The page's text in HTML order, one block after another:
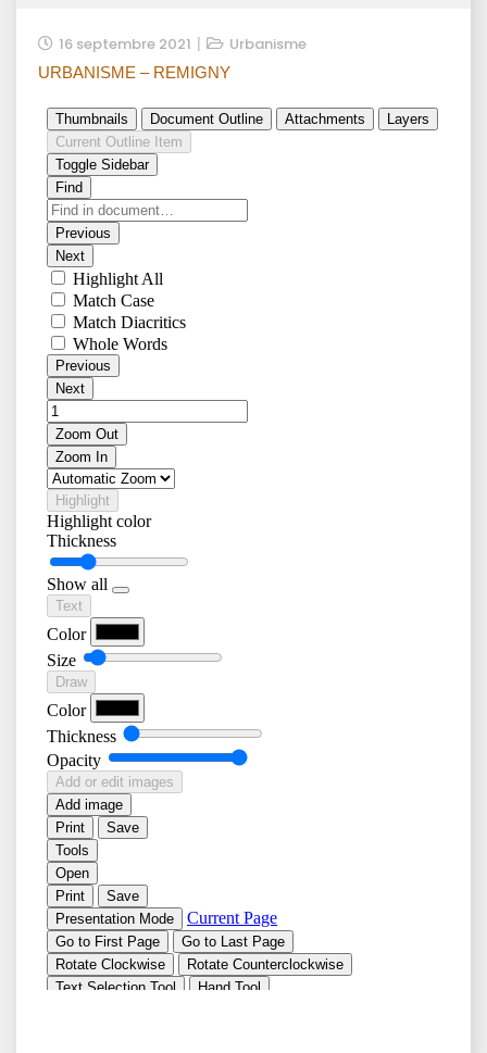
16 septembre 2021 Urbanisme
URBANISME – REMIGNY